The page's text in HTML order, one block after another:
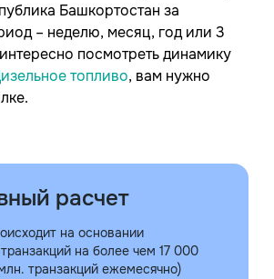
Башкортостан за
– неделю, месяц, год или 3
посмотреть динамику
топливо, вам нужно
расчет
на основании
на более чем 17 000
транзакций ежемесячно)